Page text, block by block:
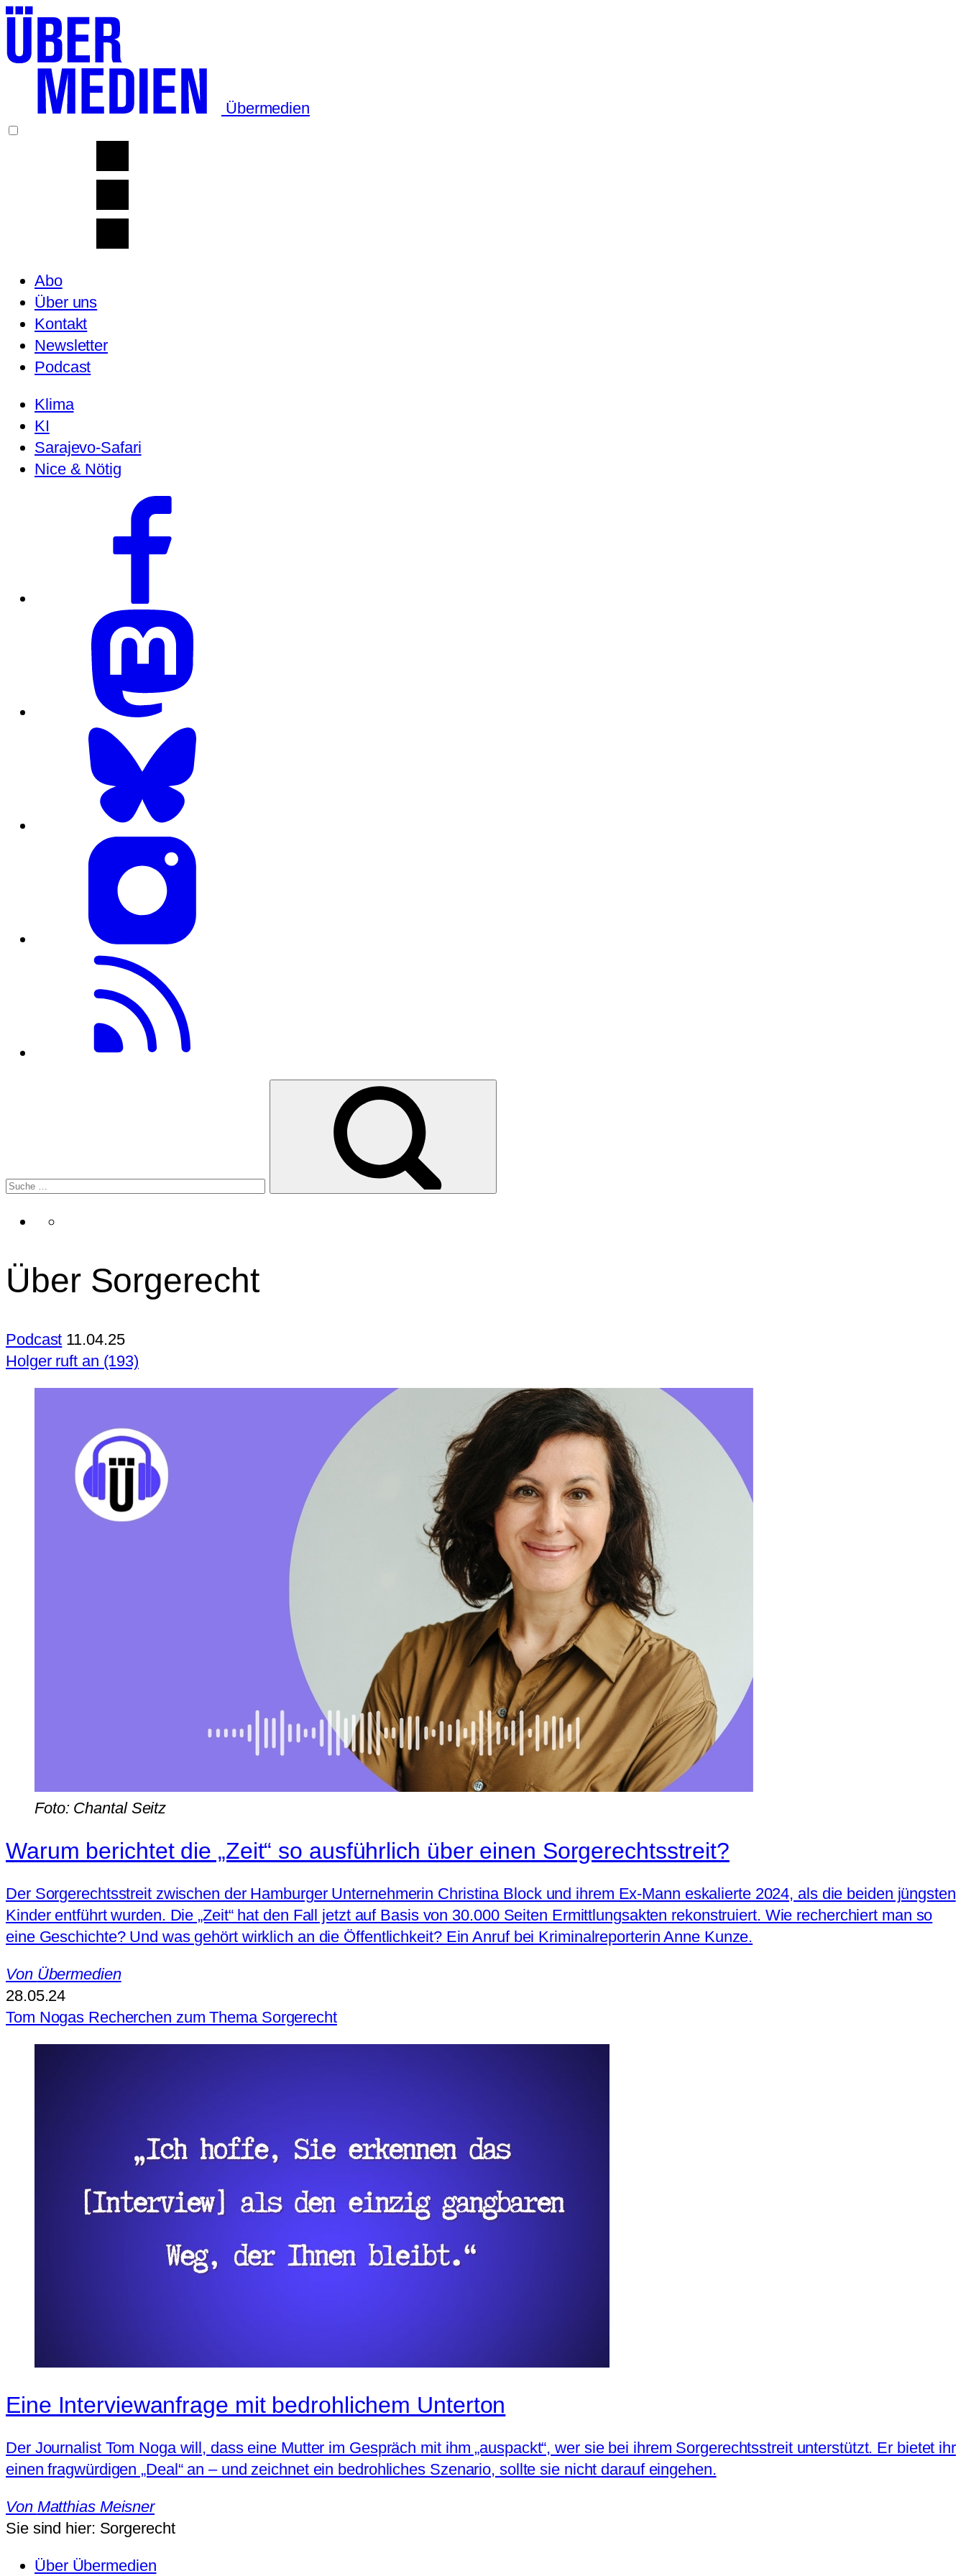
Übermedien
Abo
Über uns
Kontakt
Newsletter
Podcast
Klima
KI
Sarajevo-Safari
Nice & Nötig
Über Sorgerecht
Podcast 11.04.25
Holger ruft an (193)
Foto: Chantal Seitz
Warum berichtet die „Zeit“ so ausführlich über einen Sorgerechtsstreit?
Der Sorgerechtsstreit zwischen der Hamburger Unternehmerin Christina Block und ihrem Ex-Mann eskalierte 2024, als die beiden jüngsten
Kinder entführt wurden. Die „Zeit“ hat den Fall jetzt auf Basis von 30.000 Seiten Ermittlungsakten rekonstruiert. Wie recherchiert man so
eine Geschichte? Und was gehört wirklich an die Öffentlichkeit? Ein Anruf bei Kriminalreporterin Anne Kunze.
Von Übermedien
28.05.24
Tom Nogas Recherchen zum Thema Sorgerecht
Eine Interviewanfrage mit bedrohlichem Unterton
Der Journalist Tom Noga will, dass eine Mutter im Gespräch mit ihm „auspackt“, wer sie bei ihrem Sorgerechtsstreit unterstützt. Er bietet ihr
einen fragwürdigen „Deal“ an – und zeichnet ein bedrohliches Szenario, sollte sie nicht darauf eingehen.
Von Matthias Meisner
Sie sind hier: Sorgerecht
Über Übermedien